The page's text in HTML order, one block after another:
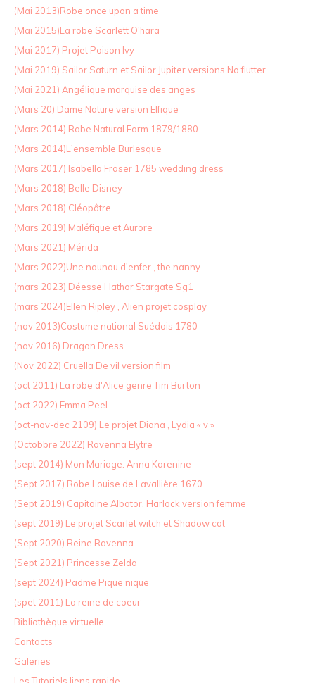
(Mai 2013)Robe once upon a time
(Mai 2015)La robe Scarlett O'hara
(Mai 2017) Projet Poison Ivy
(Mai 2019) Sailor Saturn et Sailor Jupiter versions No flutter
(Mai 2021) Angélique marquise des anges
(Mars 20) Dame Nature version Elfique
(Mars 2014) Robe Natural Form 1879/1880
(Mars 2014)L'ensemble Burlesque
(Mars 2017) Isabella Fraser 1785 wedding dress
(Mars 2018) Belle Disney
(Mars 2018) Cléopâtre
(Mars 2019) Maléfique et Aurore
(Mars 2021) Mérida
(Mars 2022)Une nounou d'enfer , the nanny
(mars 2023) Déesse Hathor Stargate Sg1
(mars 2024)Ellen Ripley , Alien projet cosplay
(nov 2013)Costume national Suédois 1780
(nov 2016) Dragon Dress
(Nov 2022) Cruella De vil version film
(oct 2011) La robe d'Alice genre Tim Burton
(oct 2022) Emma Peel
(oct-nov-dec 2109) Le projet Diana , Lydia « v »
(Octobbre 2022) Ravenna Elytre
(sept 2014) Mon Mariage: Anna Karenine
(Sept 2017) Robe Louise de Lavallière 1670
(Sept 2019) Capitaine Albator, Harlock version femme
(sept 2019) Le projet Scarlet witch et Shadow cat
(Sept 2020) Reine Ravenna
(Sept 2021) Princesse Zelda
(sept 2024) Padme Pique nique
(spet 2011) La reine de coeur
Bibliothèque virtuelle
Contacts
Galeries